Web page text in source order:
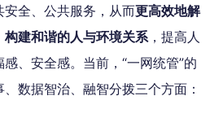
全、公共服务，从而更高效地解
建和谐的人与环境关系 ，提高人
、安全感。当前，“一网统管”的
数据智治、融智分拨三个方面：